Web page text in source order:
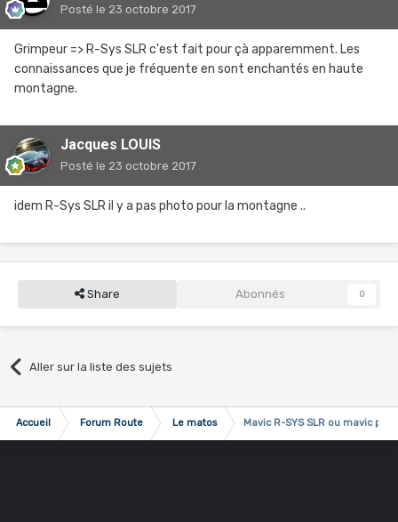
Posté le 23 octobre 2017
Grimpeur => R-Sys SLR c'est fait pour çà apparemment. Les
connaissances que je fréquente en sont enchantés en haute
montagne.
Jacques LOUIS
Posté le 23 octobre 2017
idem R-Sys SLR il y a pas photo pour la montagne ..
Share Abonnés 0
Aller sur la liste des sujets
Accueil Forum Route Le matos Mavic R-SYS SLR ou mavic pro